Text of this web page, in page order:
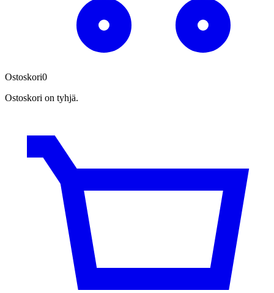
Ostoskori0
Ostoskori on tyhjä.